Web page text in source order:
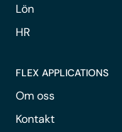
Lön
HR
FLEX APPLICATIONS
Om oss
Kontakt